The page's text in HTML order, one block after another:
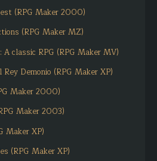
(RPG Maker 2000)
(RPG Maker MZ)
classic RPG (RPG Maker MV)
Demonio (RPG Maker XP)
Maker 2000)
Maker 2003)
Maker XP)
(RPG Maker XP)